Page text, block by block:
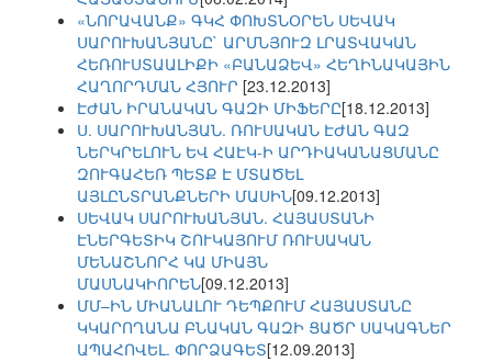
«ՆՈՐԱՎԱՆՔ» ԳԿՀ ՓՈԽՏՆՕՐԵՆ ՍԵՎԱԿ
ՍԱՐՈՒԽԱՆՅԱՆԸ` ԱՐՄՆՅՈՒԶ ԼՐԱՏՎԱԿԱՆ
ՀԵՌՈՒՍՏԱԱԼԻՔԻ «ԲԱՆԱՁԵՎ» ՀԵՂԻՆԱԿԱՅԻՆ
ՀԱՂՈՐԴՄԱՆ ՀՅՈՒՐ [23.12.2013]
ԷԺԱՆ ԻՐԱՆԱԿԱՆ ԳԱԶԻ ՄԻՖԵՐԸ[18.12.2013]
Ս. ՍԱՐՈՒԽԱՆՅԱՆ. ՌՈՒՍԱԿԱՆ ԷԺԱՆ ԳԱԶ
ՆԵՐԿՐԵԼՈՒՆ ԵՎ ՀԱԷԿ-Ի ԱՐԴԻԱԿԱՆԱՑՄԱՆԸ
ԶՈՒԳԱՀԵՌ ՊԵՏՔ Է ՄՏԱԾԵԼ
ԱՅԼԸՆՏՐԱՆՔՆԵՐԻ ՄԱՍԻՆ[09.12.2013]
ՍԵՎԱԿ ՍԱՐՈՒԽԱՆՅԱՆ. ՀԱՅԱՍՏԱՆԻ
ԷՆԵՐԳԵՏԻԿ ՇՈՒԿԱՅՈՒՄ ՌՈՒՍԱԿԱՆ
ՄԵՆԱՇՆՈՐՀ ԿԱ ՄԻԱՅՆ
ՄԱՍՆԱԿԻՈՐԵՆ[09.12.2013]
ՄՄ–ԻՆ ՄԻԱՆԱԼՈՒ ԴԵՊՔՈՒՄ ՀԱՅԱՍՏԱՆԸ
ԿԿԱՐՈՂԱՆԱ ԲՆԱԿԱՆ ԳԱԶԻ ՑԱԾՐ ՍԱԿԱԳՆԵՐ
ԱՊԱՀՈՎԵԼ. ՓՈՐՁԱԳԵՏ[12.09.2013]